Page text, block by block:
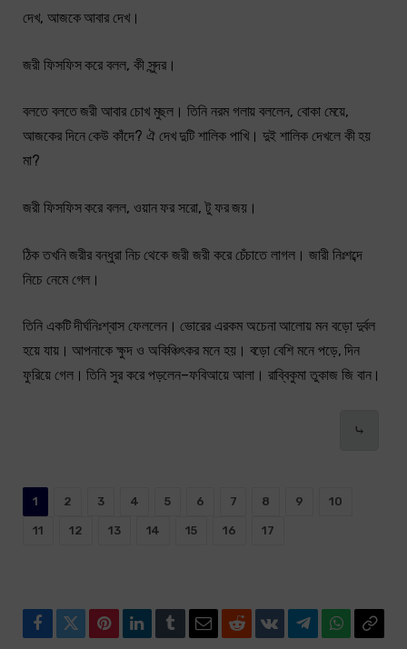
দেখ, আজকে আবার দেখ।
জরী ফিসফিস করে বলল, কী সুন্দর।
বলতে বলতে জরী আবার চোখ মুছল। তিনি নরম গলায় বললেন, বোকা মেয়ে,
আজকের দিনে কেউ কাঁদে? ঐ দেখ দুটি শালিক পাখি। দুই শালিক দেখলে কী হয়
মা?
জরী ফিসফিস করে বলল, ওয়ান ফর সরো, টু ফর জয়।
ঠিক তখনি জরীর বন্ধুরা নিচ থেকে জরী জরী করে চেঁচাতে লাগল। জারী নিঃশব্দে
নিচে নেমে গেল।
তিনি একটি দীর্ঘনিঃশ্বাস ফেললেন। ভোরের এরকম অচেনা আলোয় মন বড়ো দুর্বল
হয়ে যায়। আপনাকে ক্ষুদ ও অকিঞ্চিৎকর মনে হয়। বড়ো বেশি মনে পড়ে, দিন
ফুরিয়ে গেল। তিনি সুর করে পড়লেন–ফবিআয়ে আলা। রাব্বিকুমা তুকাজ জি বান।
⤷
1 2 3 4 5 6 7 8 9 10
11 12 13 14 15 16 17
Facebook
TwitterPinterestLinkedIn
TumblrEmailRedditVKontakte
TelegramWhatsApp
Copy